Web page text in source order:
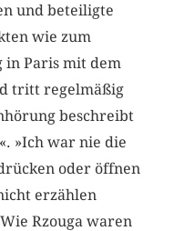
und beteiligte
wie zum
in Paris mit dem
tritt regelmäßig
beschreibt
»Ich war nie die
oder öffnen
erzählen
Rzouga waren